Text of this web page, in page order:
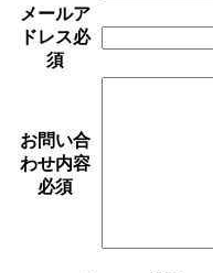
メールア
ドレス必
須
お問い合
わせ内容
必須